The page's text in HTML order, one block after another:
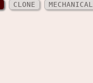
CLONE MECHANICAL